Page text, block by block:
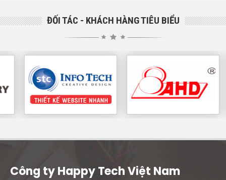
ĐỐI TÁC - KHÁCH HÀNG TIÊU BIỂU
Công ty Happy Tech Việt Nam